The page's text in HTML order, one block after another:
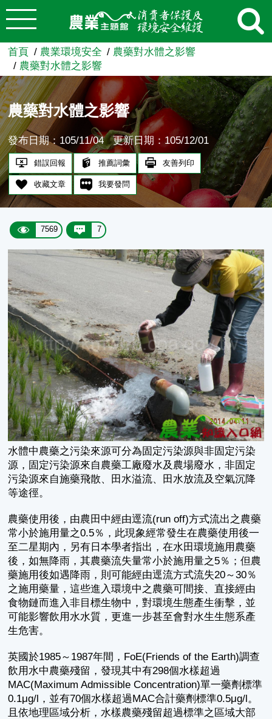
跳到主要內容
農業知識入口網
首頁 農業環境安全
農藥對水體之影響
農藥對水體之影響
農藥對水體之影響
發布日期：105/11/04 更新日期：105/12/01
錯誤回報 推薦詞彙 友善列印
收藏文章 我要發問
7569 7
水體中農藥之污染來源可分為固定污染源與非固定污染
源，固定污染源來自農藥工廠廢水及農場廢水，非固定
污染源來自施藥飛散、田水溢流、田水放流及空氣沉降
等途徑。
農藥使用後，由農田中經由逕流(run off)方式流出之農藥
常小於施用量之0.5％，此現象經常發生在農藥使用後一
至二星期內，另有日本學者指出，在水田環境施用農藥
後，如無降雨，其農藥流失量常小於施用量之5％；但農
藥施用後如遇降雨，則可能經由逕流方式流失20～30％
之施用藥量，這些進入環境中之農藥可間接、直接經由
食物鏈而進入非目標生物中，對環境生態產生衝擊，並
可能影響飲用水水質，更進一步甚至會對水生生態系產
生危害。
英國於1985～1987年間，FoE(Friends of the Earth)調查
飲用水中農藥殘留，發現其中有298個水樣超過
MAC(Maximum Admissible Concentration)單一藥劑標準
0.1μg/l，並有70個水樣超過MAC合計藥劑標準0.5μg/l。
且依地理區域分析，水樣農藥殘留超過標準之區域大部